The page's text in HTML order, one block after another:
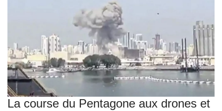
La course du Pentagone aux drones et